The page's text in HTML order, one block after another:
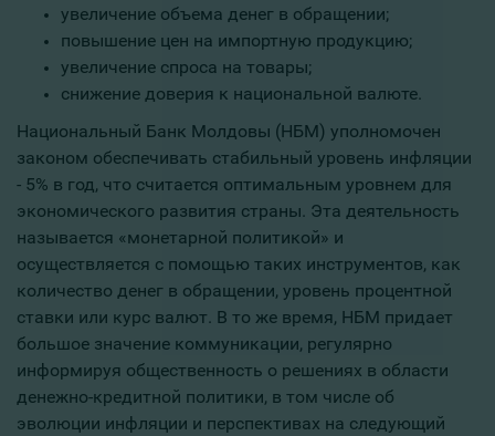
увеличение объема денег в обращении;
повышение цен на импортную продукцию;
увеличение спроса на товары;
снижение доверия к национальной валюте.
Национальный Банк Молдовы (НБМ) уполномочен
законом обеспечивать стабильный уровень инфляции
- 5% в год, что считается оптимальным уровнем для
экономического развития страны. Эта деятельность
называется «монетарной политикой» и
осуществляется с помощью таких инструментов, как
количество денег в обращении, уровень процентной
ставки или курс валют. В то же время, НБМ придает
большое значение коммуникации, регулярно
информируя общественность о решениях в области
денежно-кредитной политики, в том числе об
эволюции инфляции и перспективах на следующий